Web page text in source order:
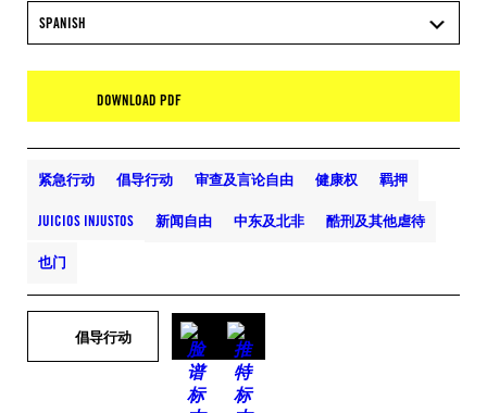
SPANISH
DOWNLOAD PDF
紧急行动 倡导行动 审查及言论自由 健康权 羁押
JUICIOS INJUSTOS 新闻自由 中东及北非 酷刑及其他虐待
也门
倡导行动